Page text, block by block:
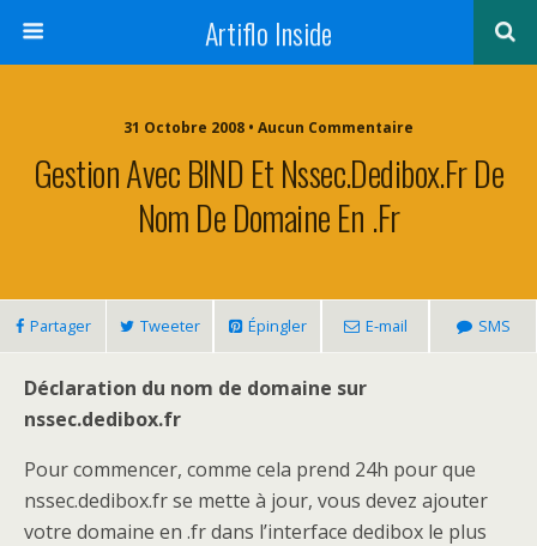
Artiflo Inside
31 Octobre 2008 • Aucun Commentaire
Gestion Avec BIND Et Nssec.dedibox.fr De
Nom De Domaine En .fr
Partager Tweeter Épingler E-mail SMS
Déclaration du nom de domaine sur
nssec.dedibox.fr
Pour commencer, comme cela prend 24h pour que
nssec.dedibox.fr se mette à jour, vous devez ajouter
votre domaine en .fr dans l’interface dedibox le plus